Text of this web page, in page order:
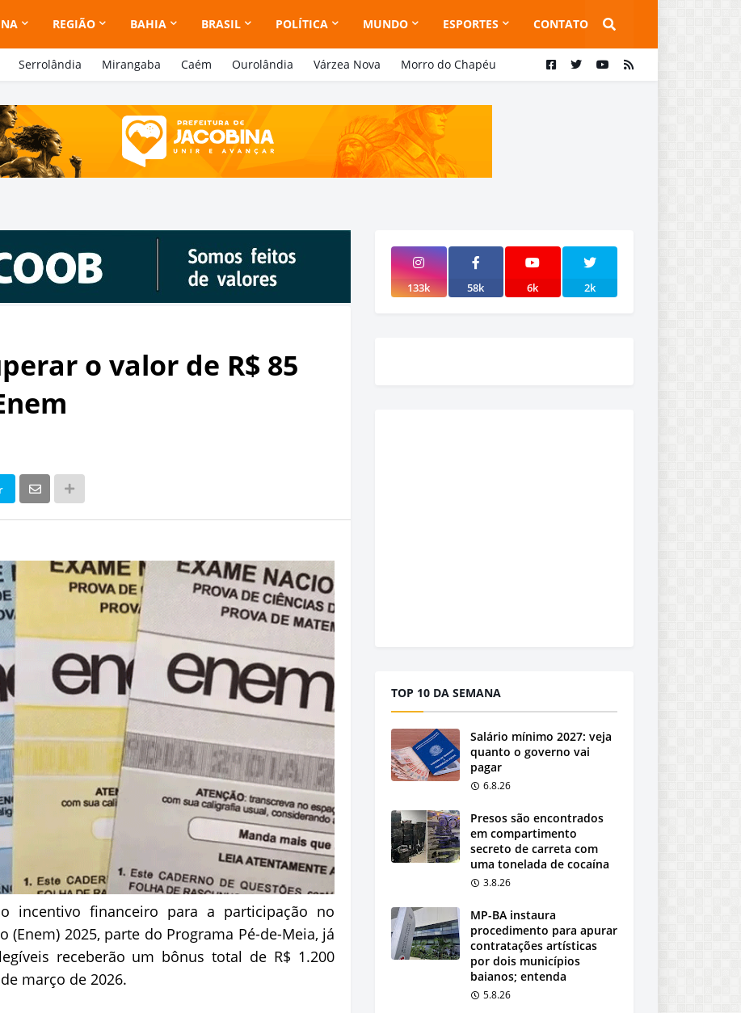
REGIÃO BAHIA BRASIL POLÍTICA MUNDO ESPORTES CONTATO
Serrolândia Mirangaba Caém Ourolândia Várzea Nova Morro do Chapéu
o valor de R$ 85
incentivo financeiro para a participação no
(Enem) 2025, parte do Programa Pé-de-Meia, já
receberão um bônus total de R$ 1.200
março de 2026.
133k 58k 6k 2k
TOP 10 DA SEMANA
Salário mínimo 2027: veja
quanto o governo vai
pagar
6.8.26
Presos são encontrados
em compartimento
secreto de carreta com
uma tonelada de cocaína
3.8.26
MP-BA instaura
procedimento para apurar
contratações artísticas
por dois municípios
baianos; entenda
5.8.26